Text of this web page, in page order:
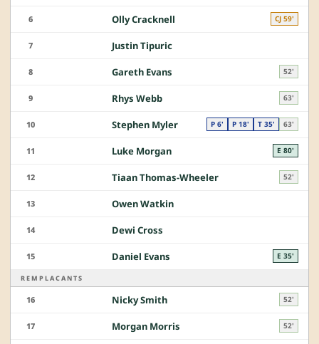
6 Olly Cracknell CJ 59'
7 Justin Tipuric
8 Gareth Evans 52'
9 Rhys Webb 63'
10 Stephen Myler P 6' P 18' T 35' 63'
11 Luke Morgan E 80'
12 Tiaan Thomas-Wheeler 52'
13 Owen Watkin
14 Dewi Cross
15 Daniel Evans E 35'
REMPLACANTS
16 Nicky Smith 52'
17 Morgan Morris 52'